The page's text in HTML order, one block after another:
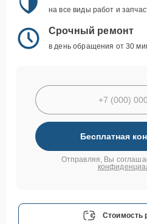
на все виды работ и
Срочный ремонт
в день обращения от 30
Бесплатная
Отправляя, Вы
Стоимость